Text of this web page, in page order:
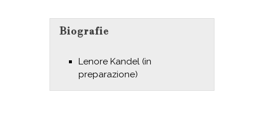
Biografie
Lenore Kandel (in
preparazione)